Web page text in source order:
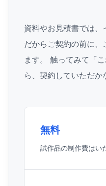
資料やお見積書では、
だからご契約の前に、
ます。 触ってみて「
ら、契約していただか
無料
試作品の制作費はい